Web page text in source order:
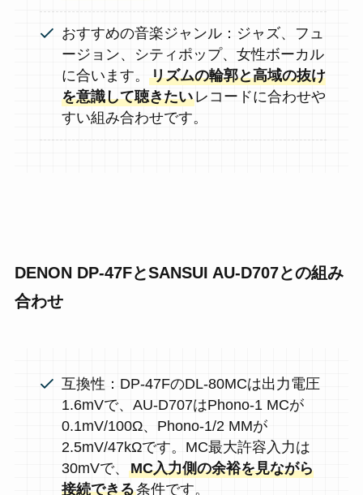
おすすめの音楽ジャンル：ジャズ、フュ
ージョン、シティポップ、女性ボーカル
に合います。リズムの輪郭と高域の抜け
を意識して聴きたいレコードに合わせや
すい組み合わせです。
DENON DP-47FとSANSUI AU-D707との組み
合わせ
互換性：DP-47FのDL-80MCは出力電圧
1.6mVで、AU-D707はPhono-1 MCが
0.1mV/100Ω、Phono-1/2 MMが
2.5mV/47kΩです。MC最大許容入力は
30mVで、MC入力側の余裕を見ながら
接続できる条件です。